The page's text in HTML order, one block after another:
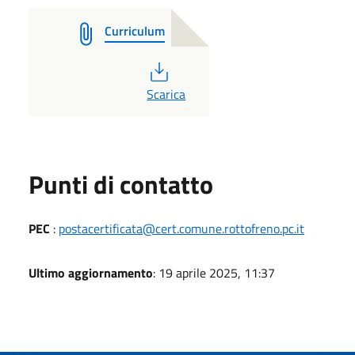
Curriculum
PDF
Scarica
Punti di contatto
PEC : postacertificata@cert.comune.rottofreno.pc.it
Ultimo aggiornamento: 19 aprile 2025, 11:37